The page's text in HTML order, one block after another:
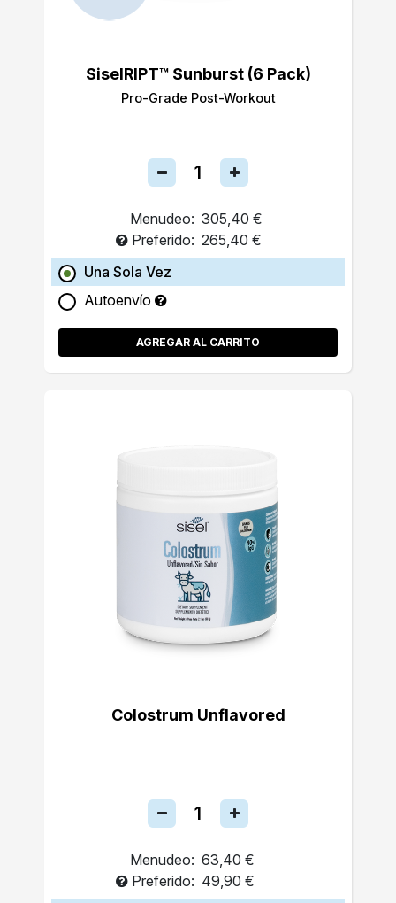
SiselRIPT™ Sunburst (6 Pack)
Pro-Grade Post-Workout
Menudeo: 305,40 €
Preferido: 265,40 €
Una Sola Vez
Autoenvío
AGREGAR AL CARRITO
Colostrum Unflavored
Menudeo: 63,40 €
Preferido: 49,90 €